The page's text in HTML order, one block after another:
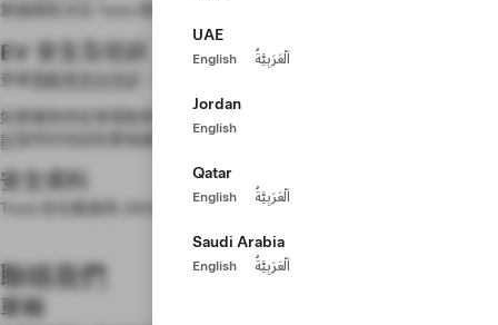
UAE
English اَلْعَرَبِيَّةُ
Jordan
English
Qatar
English اَلْعَرَبِيَّةُ
Saudi Arabia
English اَلْعَرَبِيَّةُ
掌握應對涉及 Tesla 車輛情況的基本知識。
EV 安全及培訓
查看
如要獲取與從事電動車相關工作的專業人士之特定知識，請查看由
討
安全資料
Tesla 安全數據表 (SDS) 可因應要求而提供。
聯絡我們
車輛